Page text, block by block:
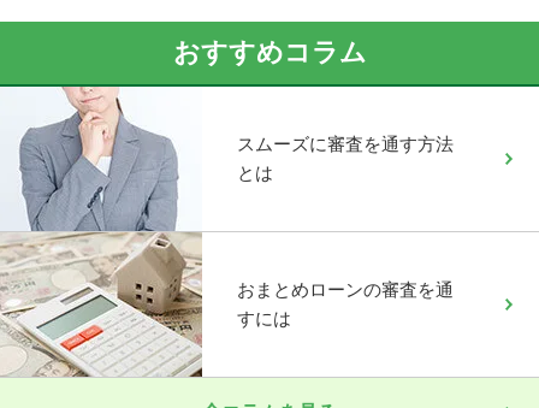
おすすめコラム
スムーズに審査を通す方法
とは
おまとめローンの審査を通
すには